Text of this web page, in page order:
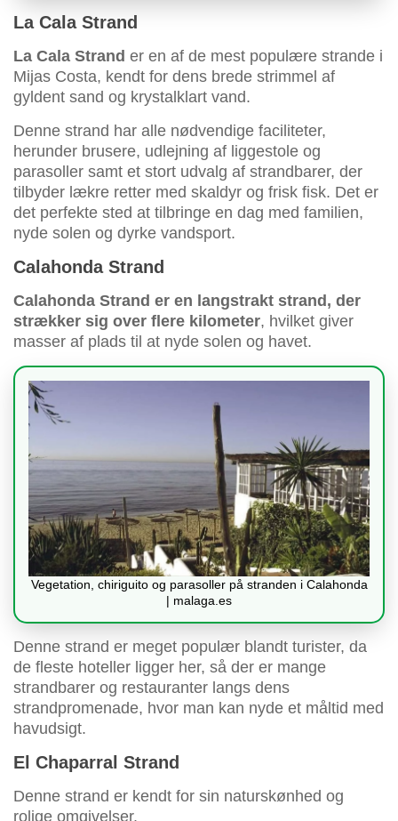
La Cala Strand
La Cala Strand er en af de mest populære strande i
Mijas Costa, kendt for dens brede strimmel af
gyldent sand og krystalklart vand.
Denne strand har alle nødvendige faciliteter,
herunder brusere, udlejning af liggestole og
parasoller samt et stort udvalg af strandbarer, der
tilbyder lækre retter med skaldyr og frisk fisk. Det er
det perfekte sted at tilbringe en dag med familien,
nyde solen og dyrke vandsport.
Calahonda Strand
Calahonda Strand er en langstrakt strand, der
strækker sig over flere kilometer, hvilket giver
masser af plads til at nyde solen og havet.
Vegetation, chiriguito og parasoller på stranden i Calahonda
| malaga.es
Denne strand er meget populær blandt turister, da
de fleste hoteller ligger her, så der er mange
strandbarer og restauranter langs dens
strandpromenade, hvor man kan nyde et måltid med
havudsigt.
El Chaparral Strand
Denne strand er kendt for sin naturskønhed og
rolige omgivelser.